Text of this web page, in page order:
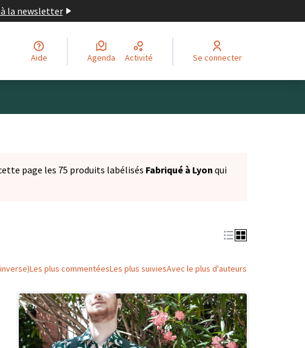
la newsletter
Aide Agenda Activité Se connecter
page les 75 produits labélisés Fabriqué à Lyon qui
Les plus commentéesLes plus suiviesAvec le plus d'auteurs